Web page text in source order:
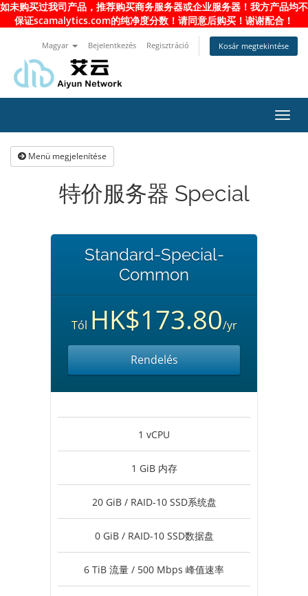
如未购买过我司产品，推荐购买商务服务器或企业服务器！我方产品均不
保证scamalytics.com的纯净度分数！请同意后购买！谢谢配合！
Magyar Bejelentkezés Regisztráció Kosár megtekintése
a
Menü megjelenítése
特价服务器 Special
Standard-Special-
Common
Tól HK$173.80/yr
Rendelés
1 vCPU
1 GiB 内存
20 GiB / RAID-10 SSD系统盘
0 GiB / RAID-10 SSD数据盘
6 TiB 流量 / 500 Mbps 峰值速率